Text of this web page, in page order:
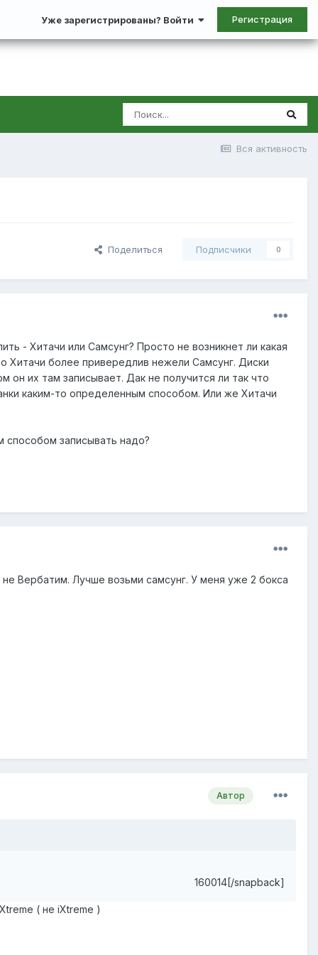
Уже зарегистрированы? Войти Регистрация
Вся активность
Поделиться Подписчики 0
- Хитачи или Самсунг? Просто не возникнет ли какая
Хитачи более привередлив нежели Самсунг. Диски
их там записывает. Дак не получится ли так что
каким-то определенным способом. Или же Хитачи
записывать надо?
Вербатим. Лучше возьми самсунг. У меня уже 2 бокса
Автор
160014[/snapback]
( не iXtreme )